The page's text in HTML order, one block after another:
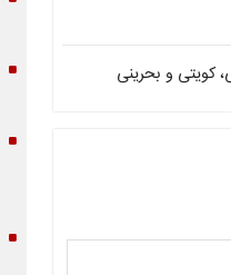
کویتی و بحرینی